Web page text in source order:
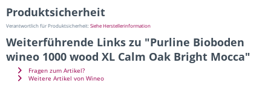
Produktsicherheit
Verantwortlich für Produktsicherheit:Siehe Herstellerinformation
Weiterführende Links zu "Purline Bioboden
wineo 1000 wood XL Calm Oak Bright Mocca"
Fragen zum Artikel?
Weitere Artikel von Wineo